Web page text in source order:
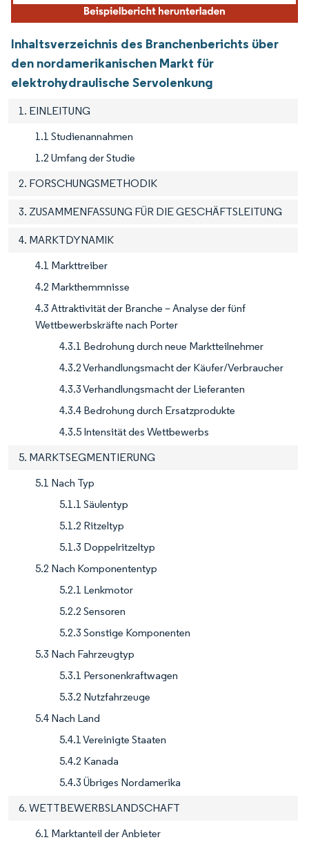
Inhaltsverzeichnis des Branchenberichts über
den nordamerikanischen Markt für
elektrohydraulische Servolenkung
1. EINLEITUNG
1.1 Studienannahmen
1.2 Umfang der Studie
2. FORSCHUNGSMETHODIK
3. ZUSAMMENFASSUNG FÜR DIE GESCHÄFTSLEITUNG
4. MARKTDYNAMIK
4.1 Markttreiber
4.2 Markthemmnisse
4.3 Attraktivität der Branche – Analyse der fünf
Wettbewerbskräfte nach Porter
4.3.1 Bedrohung durch neue Marktteilnehmer
4.3.2 Verhandlungsmacht der Käufer/Verbraucher
4.3.3 Verhandlungsmacht der Lieferanten
4.3.4 Bedrohung durch Ersatzprodukte
4.3.5 Intensität des Wettbewerbs
5. MARKTSEGMENTIERUNG
5.1 Nach Typ
5.1.1 Säulentyp
5.1.2 Ritzeltyp
5.1.3 Doppelritzeltyp
5.2 Nach Komponententyp
5.2.1 Lenkmotor
5.2.2 Sensoren
5.2.3 Sonstige Komponenten
5.3 Nach Fahrzeugtyp
5.3.1 Personenkraftwagen
5.3.2 Nutzfahrzeuge
5.4 Nach Land
5.4.1 Vereinigte Staaten
5.4.2 Kanada
5.4.3 Übriges Nordamerika
6. WETTBEWERBSLANDSCHAFT
6.1 Marktanteil der Anbieter